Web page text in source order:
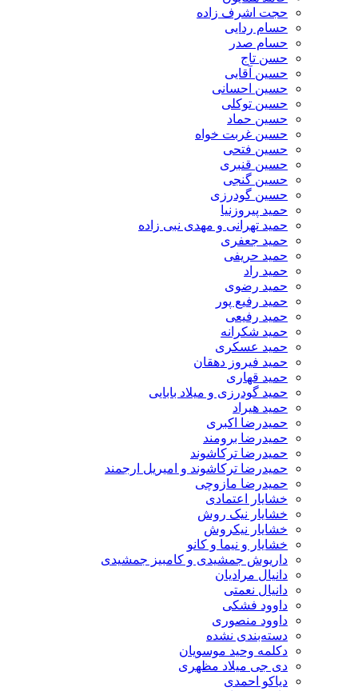
حجت اشرف زاده
حسام ردایی
حسام صدر
حسن تاج
حسین آقایی
حسین احسانی
حسین توکلی
حسین حماد
حسین غربت خواه
حسین فتحی
حسین قنبری
حسین گنجی
حسین گودرزی
حمید پیروزنیا
حمید تهرانی و مهدی نبی زاده
حمید جعفری
حمید حریفی
حمید راد
حمید رضوی
حمید رفیع پور
حمید رفیعی
حمید شکرانه
حمید عسکری
حمید فیروز دهقان
حمید قهاری
حمید گودرزی و میلاد بابایی
حمید هیراد
حمیدرضا اکبری
حمیدرضا برومند
حمیدرضا ترکاشوند
حمیدرضا ترکاشوند و امیریل ارجمند
حمیدرضا مازوچی
خشایار اعتمادی
خشایار نیک روش
خشایار نیکروش
خشایار و نیما و کانو
داریوش جمشیدی و کامبیز جمشیدی
دانیال مرادیان
دانیال نعمتی
داوود فشکی
داوود منصوری
دسته‌بندی نشده
دکلمه وحید موسویان
دی جی میلاد مظهری
دیاکو احمدی